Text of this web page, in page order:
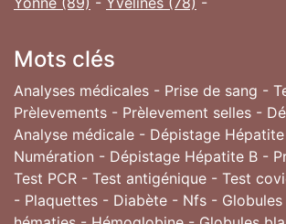
Mots clés
Analyses médicales - Prise de sang -
Prèlevements - Prèlevement selles -
Analyse médicale - Dépistage
Numération - Dépistage Hépatite B -
Test PCR - Test antigénique - Test
- Plaquettes - Diabète - Nfs - Globules